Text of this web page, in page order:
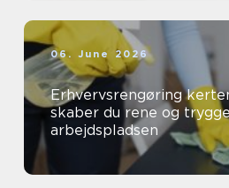
06. June 2026
Erhvervsrengøring
skaber du rene og
arbejdspladsen